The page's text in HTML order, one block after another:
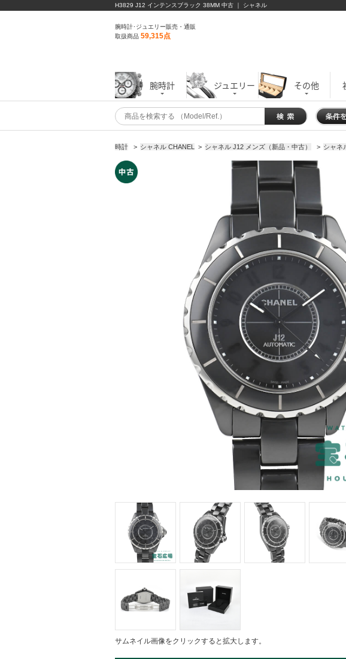
H3829 J12 インテンスブラック 38MM 中古 ｜ シャネル
腕時計･ジュエリー販売・通販
取扱商品 59,315点
腕時計 ジュエリー その他
時計 > シャネル CHANEL > シャネル J12 メンズ（新品・中古） > シャネ
サムネイル画像をクリックすると拡大します。